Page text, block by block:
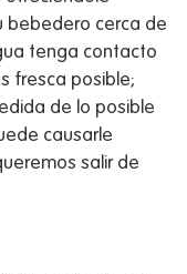
bebedero cerca de
tenga contacto
fresca posible;
de lo posible
causarle
salir de